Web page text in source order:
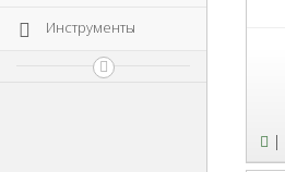
Инструменты
|